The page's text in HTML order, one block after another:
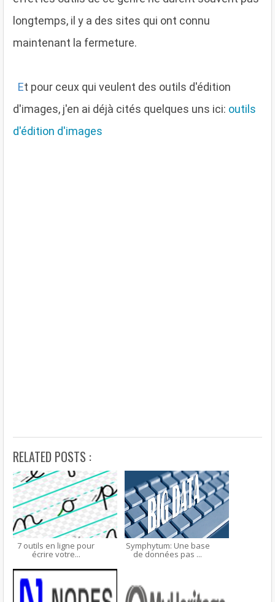
longtemps, il y a des sites qui ont connu
maintenant la fermeture.
Et pour ceux qui veulent des outils d'édition
d'images, j'en ai déjà cités quelques uns ici: outils
d'édition d'images
RELATED POSTS :
7 outils en ligne pour
écrire votre...
Symphytum: Une base
de données pas ...